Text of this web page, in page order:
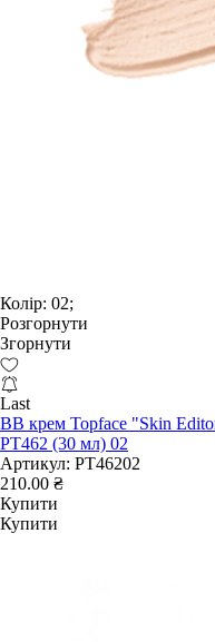
Колір: 02;
Розгорнути
Згорнути
Last
BB крем Topface "Skin
PT462 (30 мл) 02
Артикул: PT46202
210.00 ₴
Купити
Купити